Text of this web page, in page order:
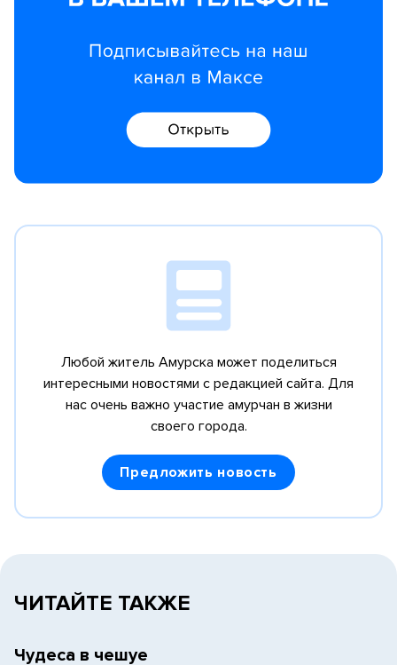
Любой житель Амурска может поделиться
интересными новостями с редакцией сайта. Для
нас очень важно участие амурчан в жизни
своего города.
Предложить новость
ЧИТАЙТЕ ТАКЖЕ
Чудеса в чешуе